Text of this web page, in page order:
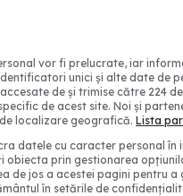
vor fi prelucrate, iar
unici și alte date de
de și trimise către 224
de acest site. Noi și
localizare geografică. Lista
datele cu caracter personal în
obiecta prin gestionarea
de jos a acestei pagini pentru a
în setările de